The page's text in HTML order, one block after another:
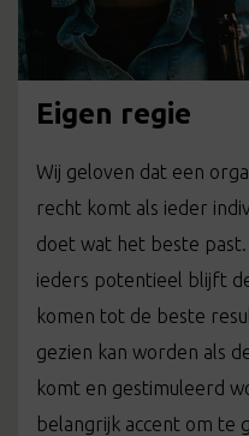
Eigen regie
Wij geloven dat een
recht komt als ieder
doet wat het beste
ieders potentieel blijft
komen tot de beste
gezien kan worden als
komt en gestimuleerd
belangrijk accent om te